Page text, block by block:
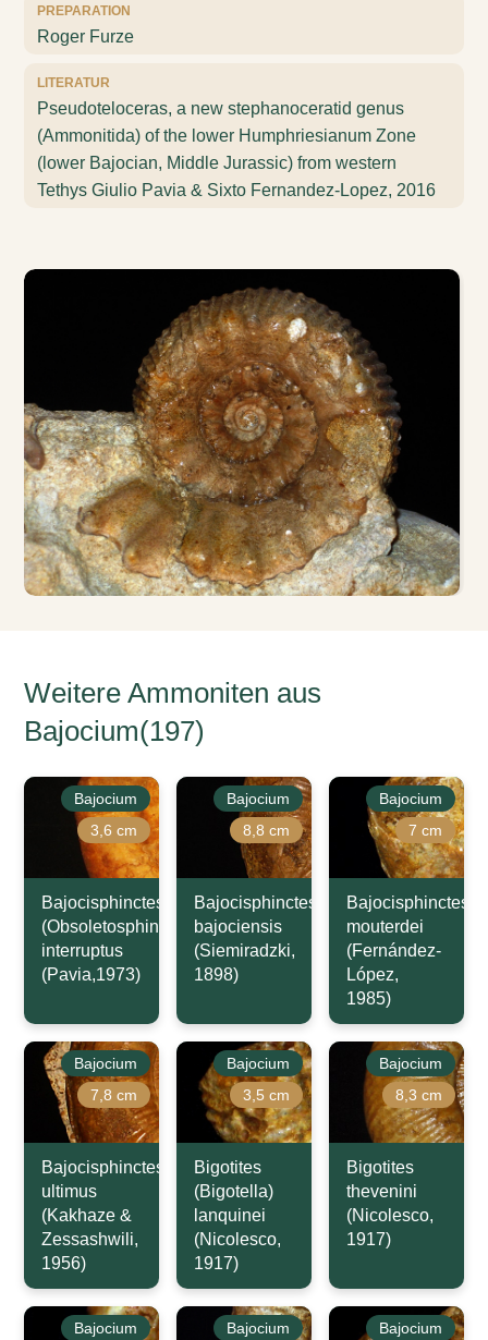
PREPARATION
Roger Furze
LITERATUR
Pseudoteloceras, a new stephanoceratid genus
(Ammonitida) of the lower Humphriesianum Zone
(lower Bajocian, Middle Jurassic) from western
Tethys Giulio Pavia & Sixto Fernandez-Lopez, 2016
Weitere Ammoniten aus
Bajocium(197)
Bajocium
3,6 cm
Bajocisphinctes
(Obsoletosphinctes)
interruptus
(Pavia,1973)
Bajocium
8,8 cm
Bajocisphinctes
bajociensis
(Siemiradzki,
1898)
Bajocium
7 cm
Bajocisphinctes
mouterdei
(Fernández-
López,
1985)
Bajocium
7,8 cm
Bajocisphinctes
ultimus
(Kakhaze &
Zessashwili,
1956)
Bajocium
3,5 cm
Bigotites
(Bigotella)
lanquinei
(Nicolesco,
1917)
Bajocium
8,3 cm
Bigotites
thevenini
(Nicolesco,
1917)
Bajocium
Bajocium
Bajocium